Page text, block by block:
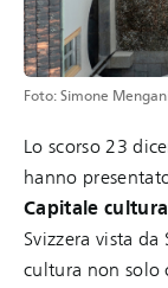
Foto: Simone
Lo scorso 23
hanno
Capitale
Svizzera vista da
cultura non solo